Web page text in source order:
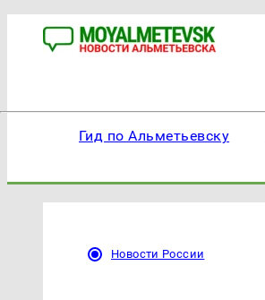
Гид по Альметьевску
Новости России